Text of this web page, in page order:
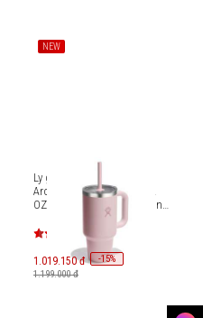
NEW
Ly giữ nhiệt Hydro Flask
Around Travel Tumbler 32
OZ (946 ml) (Spring Season
1.019.150 đ -15%
1.199.000 đ